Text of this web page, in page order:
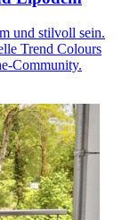
und stilvoll sein.
Trend Colours
Community.